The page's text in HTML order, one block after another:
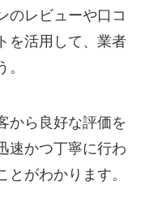
のレビューや口コ
を活用して、業者
から良好な評価を
速かつ丁寧に行わ
がわかります。